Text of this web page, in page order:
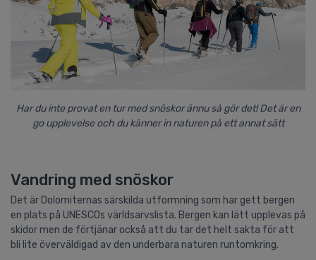
Har du inte provat en tur med snöskor ännu så gör det! Det är en
go upplevelse och du känner in naturen på ett annat sätt
Vandring med snöskor
Det är Dolomiternas särskilda utformning som har gett bergen
en plats på UNESCOs världsarvslista. Bergen kan lätt upplevas på
skidor men de förtjänar också att du tar det helt sakta för att
bli lite överväldigad av den underbara naturen runtomkring.